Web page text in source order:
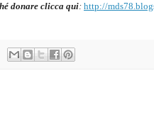
donare clicca qui: http://